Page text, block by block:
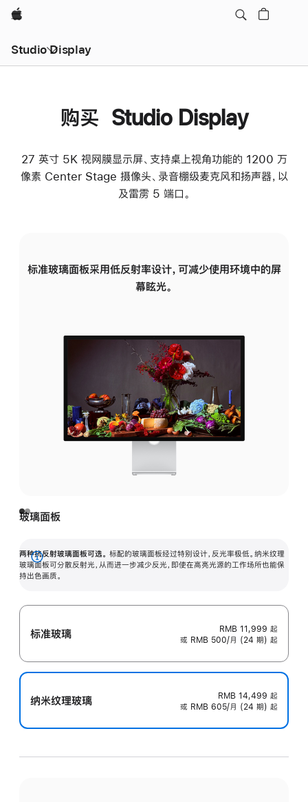
Apple
Studio Display
购买 Studio Display
27 英寸 5K 视网膜显示屏、支持桌上视角功能的 1200 万
像素 Center Stage 摄像头、录音棚级麦克风和扬声器，以
及雷雳 5 端口。
标准玻璃面板采用低反射率设计，可减少使用环境中的屏
幕眩光。
玻璃面板
两种抗反射玻璃面板可选。 标配的玻璃面板经过特别设计，反光率极低。纳米纹理
玻璃面板可分散反射光，从而进一步减少反光，即使在高亮光源的工作场所也能保
持出色画质。
展
开
标准玻璃 RMB 11,999 起
或 RMB 500/月 (24 期) 起
纳米纹理玻璃 RMB 14,499 起
或 RMB 605/月 (24 期) 起